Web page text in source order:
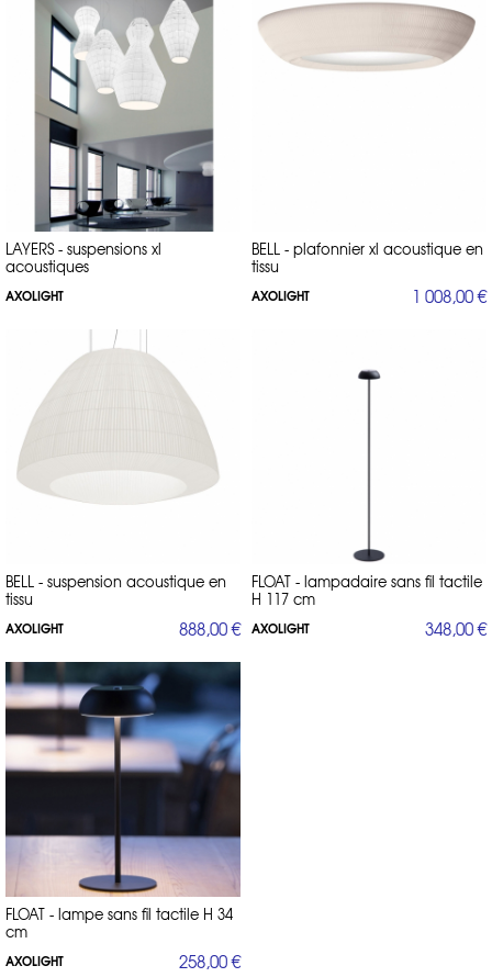
LAYERS - suspensions xl
acoustiques
AXOLIGHT
BELL - plafonnier xl acoustique en
tissu
AXOLIGHT 1 008,00 €
BELL - suspension acoustique en
tissu
AXOLIGHT 888,00 €
FLOAT - lampadaire sans fil tactile
H 117 cm
AXOLIGHT 348,00 €
FLOAT - lampe sans fil tactile H 34
cm
AXOLIGHT 258,00 €